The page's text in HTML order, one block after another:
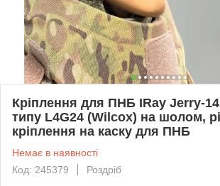
Кріплення для ПНБ IRay Jerry-14
типу L4G24 (Wilcox) на шолом,
кріплення на каску для ПНБ
Немає в наявності
Код: 245379
Роздріб